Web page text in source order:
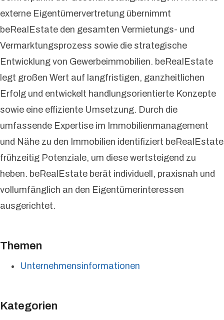
externe Eigentümervertretung übernimmt
beRealEstate den gesamten Vermietungs- und
Vermarktungsprozess sowie die strategische
Entwicklung von Gewerbeimmobilien. beRealEstate
legt großen Wert auf langfristigen, ganzheitlichen
Erfolg und entwickelt handlungsorientierte Konzepte
sowie eine effiziente Umsetzung. Durch die
umfassende Expertise im Immobilienmanagement
und Nähe zu den Immobilien identifiziert beRealEstate
frühzeitig Potenziale, um diese wertsteigend zu
heben. beRealEstate berät individuell, praxisnah und
vollumfänglich an den Eigentümerinteressen
ausgerichtet.
Themen
Unternehmensinformationen
Kategorien